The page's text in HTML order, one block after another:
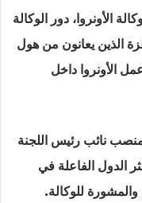
الأونروا، دور الوكالة
الذين يعانون من هول
الأونروا داخل
منصب نائب رئيس اللجنة
الدول الفاعلة في
والمشورة للوكالة.